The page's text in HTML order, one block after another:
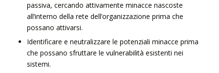
passiva, cercando attivamente minacce nascoste
all’interno della rete dell’organizzazione prima che
possano attivarsi.
Identificare e neutralizzare le potenziali minacce prima
che possano sfruttare le vulnerabilità esistenti nei
sistemi.